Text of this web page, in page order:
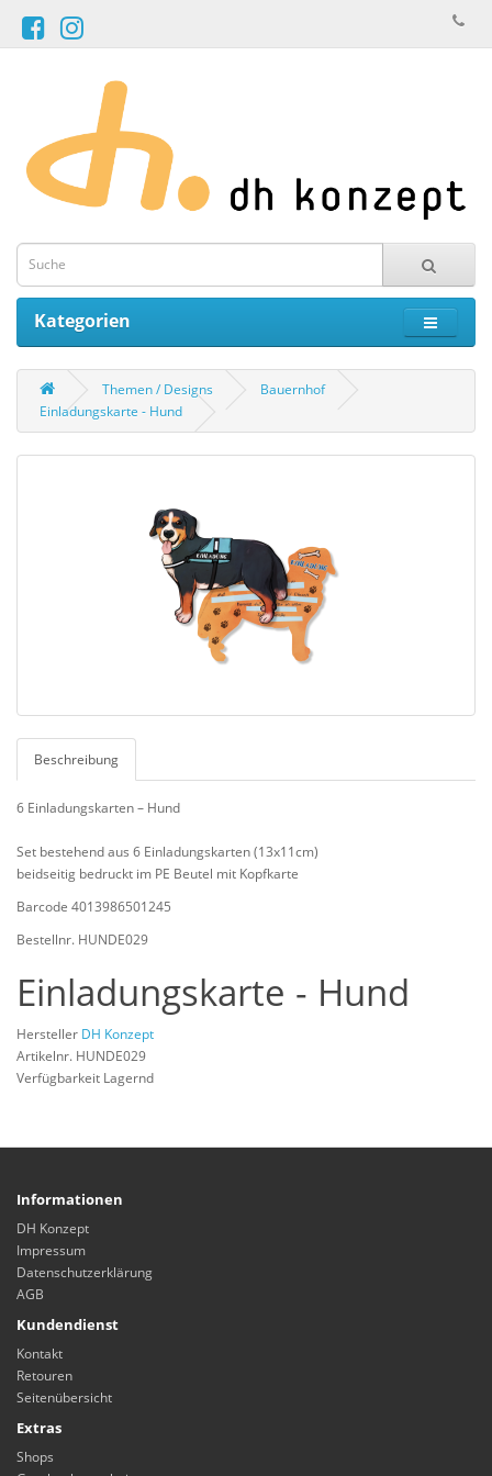
Kategorien
Themen / Designs
Bauernhof
Einladungskarte - Hund
Beschreibung
6 Einladungskarten – Hund
Set bestehend aus 6 Einladungskarten (13x11cm)
beidseitig bedruckt im PE Beutel mit Kopfkarte
Barcode 4013986501245
Bestellnr. HUNDE029
Einladungskarte - Hund
Hersteller DH Konzept
Artikelnr. HUNDE029
Verfügbarkeit Lagernd
Informationen
DH Konzept
Impressum
Datenschutzerklärung
AGB
Kundendienst
Kontakt
Retouren
Seitenübersicht
Extras
Shops